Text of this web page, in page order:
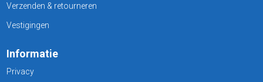
Verzenden & retourneren
Vestigingen
Informatie
Privacy